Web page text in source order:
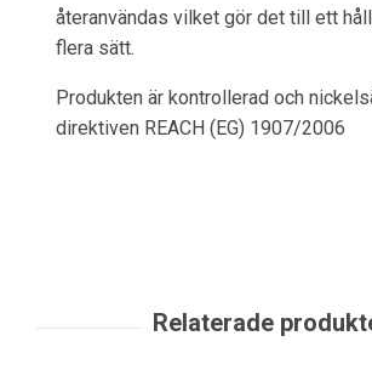
återanvändas vilket gör det till ett
flera sätt.
Produkten är kontrollerad och
direktiven REACH (EG) 1907/2006